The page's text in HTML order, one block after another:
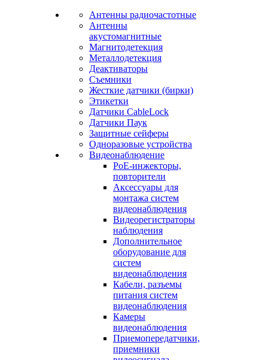
Антенны радиочастотные
Антенны
акустомагнитные
Магнитодетекция
Металлодетекция
Деактиваторы
Съемники
Жесткие датчики (бирки)
Этикетки
Датчики CableLock
Датчики Паук
Защитные сейферы
Одноразовые устройства
Видеонаблюдение
PoE-инжекторы,
повторители
Аксессуары для
монтажа систем
видеонаблюдения
Видеорегистраторы
наблюдения
Дополнительное
оборудование для
систем
видеонаблюдения
Кабели, разъемы
питания систем
видеонаблюдения
Камеры
видеонаблюдения
Приемопередатчики,
приемники